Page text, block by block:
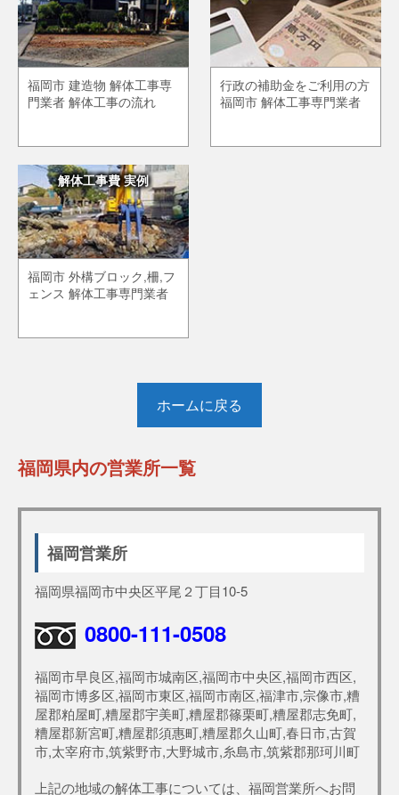
福岡市 建造物 解体工事専
門業者 解体工事の流れ
行政の補助金をご利用の方
福岡市 解体工事専門業者
解体工事費 実例
福岡市 外構ブロック,柵,フ
ェンス 解体工事専門業者
ホームに戻る
福岡県内の営業所一覧
福岡営業所
福岡県福岡市中央区平尾２丁目10-5
0800-111-0508
福岡市早良区,福岡市城南区,福岡市中央区,福岡市西区,
福岡市博多区,福岡市東区,福岡市南区,福津市,宗像市,糟
屋郡粕屋町,糟屋郡宇美町,糟屋郡篠栗町,糟屋郡志免町,
糟屋郡新宮町,糟屋郡須惠町,糟屋郡久山町,春日市,古賀
市,太宰府市,筑紫野市,大野城市,糸島市,筑紫郡那珂川町
上記の地域の解体工事については、福岡営業所へお問